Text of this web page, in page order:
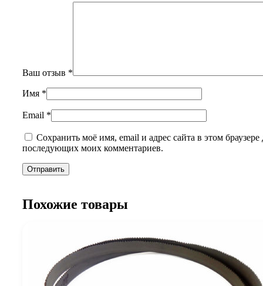
Ваш отзыв *
Имя *
Email *
Сохранить моё имя, email и адрес сайта в этом браузере
последующих моих комментариев.
Похожие товары